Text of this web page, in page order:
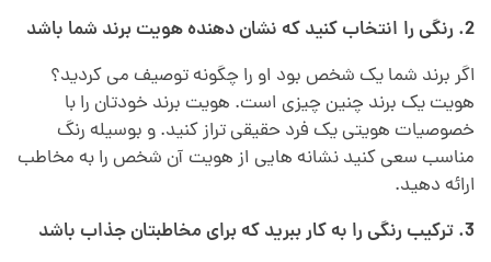
2. رنگی را انتخاب کنید که نشان دهنده هویت برند شما باشد
اگر برند شما یک شخص بود او را چگونه توصیف می کردید؟
هویت یک برند چنین چیزی است. هویت برند خودتان را با
خصوصیات هویتی یک فرد حقیقی تراز کنید. و بوسیله رنگ
مناسب سعی کنید نشانه هایی از هویت آن شخص را به مخاطب
ارائه دهید.
3. ترکیب رنگی را به کار ببرید که برای مخاطبتان جذاب باشد